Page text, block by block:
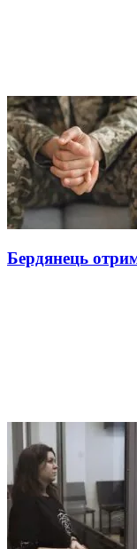
Бердянець